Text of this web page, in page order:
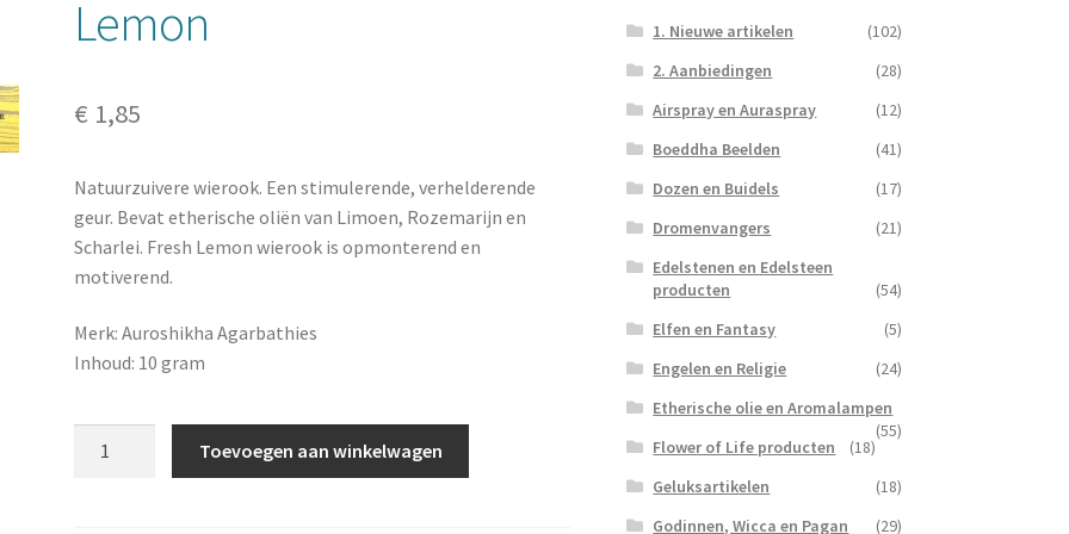
Lemon
€ 1,85
Natuurzuivere wierook. Een stimulerende, verhelderende
geur. Bevat etherische oliën van Limoen, Rozemarijn en
Scharlei. Fresh Lemon wierook is opmonterend en
motiverend.
Merk: Auroshikha Agarbathies
Inhoud: 10 gram
Toevoegen aan winkelwagen
1. Nieuwe artikelen
(102)
2. Aanbiedingen
(28)
Airspray en Auraspray
(12)
Boeddha Beelden
(41)
Dozen en Buidels
(17)
Dromenvangers
(21)
Edelstenen en Edelsteen
producten
(54)
Elfen en Fantasy
(5)
Engelen en Religie
(24)
Etherische olie en Aromalampen
(55)
Flower of Life producten
(18)
Geluksartikelen
(18)
Godinnen, Wicca en Pagan
(29)